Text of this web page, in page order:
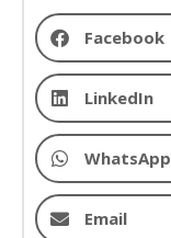
Facebook
LinkedIn
WhatsApp
Email